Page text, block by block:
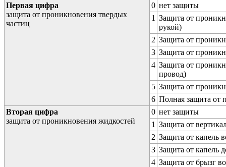
Первая цифра
защита от проникновения твердых
частиц
0 нет защиты
1 Защита от
рукой)
2 Защита от
3 Защита от
4 Защита от
провод)
5 Защита от
6 Полная защита от
Вторая цифра
защита от проникновения жидкостей
0 нет защиты
1 Защита от
2 Защита от капель
3 Защита от капель
4 Защита от брызг